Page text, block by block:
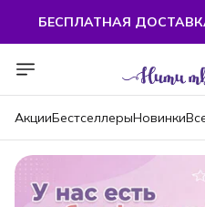
БЕСПЛАТНАЯ ДОСТАВКА
АкцииБестселлерыНовинки